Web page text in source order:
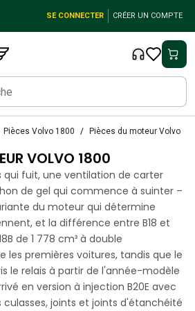
SE CONNECTER CRÉER UN COMPTE
PV/Duett
system
électrique
avant
carrosserie
Suspension arrière
Volvo PV/Duett
PV/Duett
Pièces Volvo 1800 Pièces du moteur Volvo
VOLVO 1800
fuit, une ventilation de carter
de gel qui commence à suinter –
du moteur qui détermine
et la différence entre B18 et
de 1 778 cm³ à double
les premières voitures, tandis que le
le relais à partir de l'année-modèle
en version à injection B20E avec
culasses, joints et joints d'étanchéité